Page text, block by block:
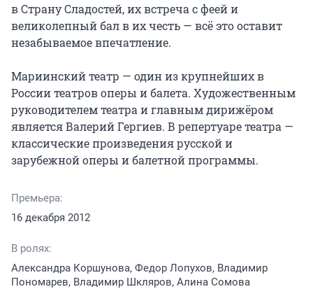
в Страну Сладостей, их встреча с феей и
великолепный бал в их честь — всё это оставит
незабываемое впечатление.
Мариинский театр — один из крупнейших в
России театров оперы и балета. Художественным
руководителем театра и главным дирижёром
является Валерий Гергиев. В репертуаре театра —
классические произведения русской и
зарубежной оперы и балетной программы.
Премьера:
16 декабря 2012
В ролях:
Александра Коршунова, Федор Лопухов, Владимир
Пономарев, Владимир Шкляров, Алина Сомова